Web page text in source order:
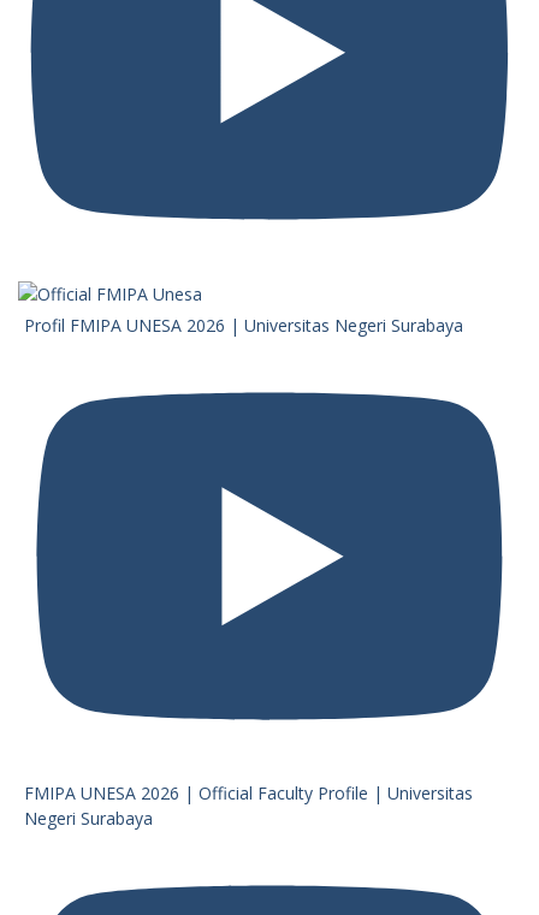
Profil FMIPA UNESA 2026 | Universitas Negeri Surabaya
FMIPA UNESA 2026 | Official Faculty Profile | Universitas
Negeri Surabaya